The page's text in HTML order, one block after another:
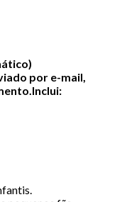
por e-mail,